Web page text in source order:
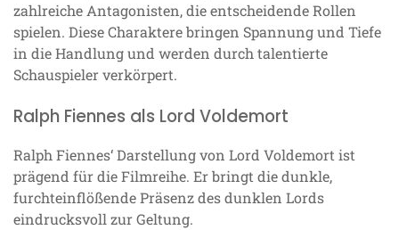
zahlreiche Antagonisten, die entscheidende Rollen
spielen. Diese Charaktere bringen Spannung und Tiefe
in die Handlung und werden durch talentierte
Schauspieler verkörpert.
Ralph Fiennes als Lord Voldemort
Ralph Fiennes‘ Darstellung von Lord Voldemort ist
prägend für die Filmreihe. Er bringt die dunkle,
furchteinflößende Präsenz des dunklen Lords
eindrucksvoll zur Geltung.